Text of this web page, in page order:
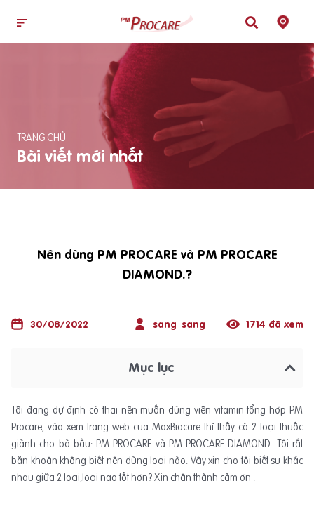
TRANG CHỦ
Bài viết mới nhất
Nên dùng PM PROCARE và PM PROCARE
DIAMOND.?
30/08/2022 sang_sang 1714 đã xem
Mục lục
Tôi đang dự định có thai nên muốn dùng viên vitamin tổng hợp PM
Procare, vào xem trang web cua MaxBiocare thì thấy có 2 loại thuốc
giành cho bà bầu: PM PROCARE và PM PROCARE DIAMOND. Tôi rất
băn khoăn không biết nên dùng loại nào. Vậy xin cho tôi biết sự khác
nhau giữa 2 loại,loại nao tốt hơn? Xin chân thành cảm ơn .